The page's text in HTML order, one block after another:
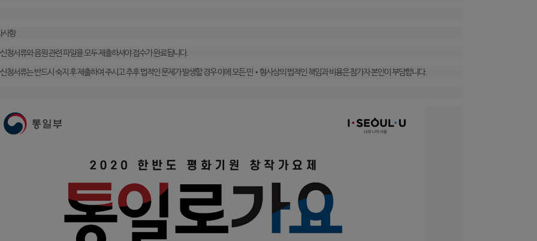
항
청서류와 음원 관련 파일을 모두 제출하셔야 접수가 완료됩니다.
청서류는 반드시 숙지 후 제출하여 주시고 추후 법적인 문제가 발생할 경우 이에 모든 민•형사상의 법적인 책임과 비용은 참가자 본인이 부담합니다.